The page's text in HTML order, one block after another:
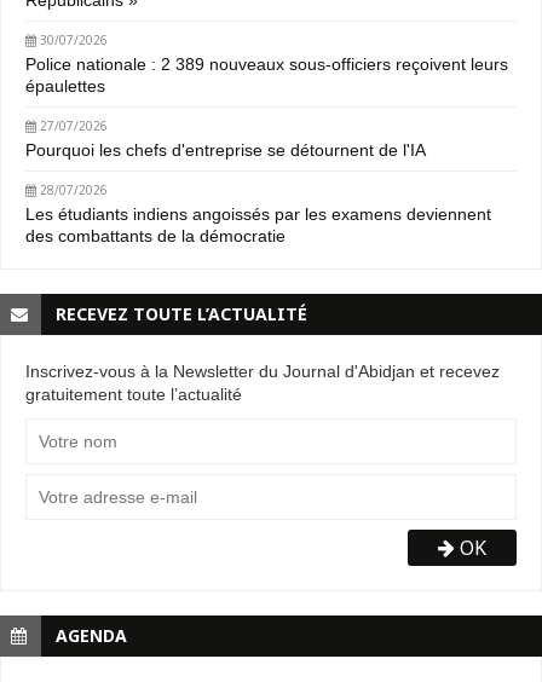
30/07/2026
Police nationale : 2 389 nouveaux sous-officiers reçoivent leurs
épaulettes
27/07/2026
Pourquoi les chefs d'entreprise se détournent de l'IA
28/07/2026
Les étudiants indiens angoissés par les examens deviennent
des combattants de la démocratie
RECEVEZ TOUTE L’ACTUALITÉ
Inscrivez-vous à la Newsletter du Journal d'Abidjan et recevez
gratuitement toute l’actualité
OK
AGENDA